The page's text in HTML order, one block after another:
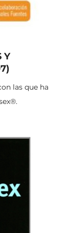
Y
las que ha